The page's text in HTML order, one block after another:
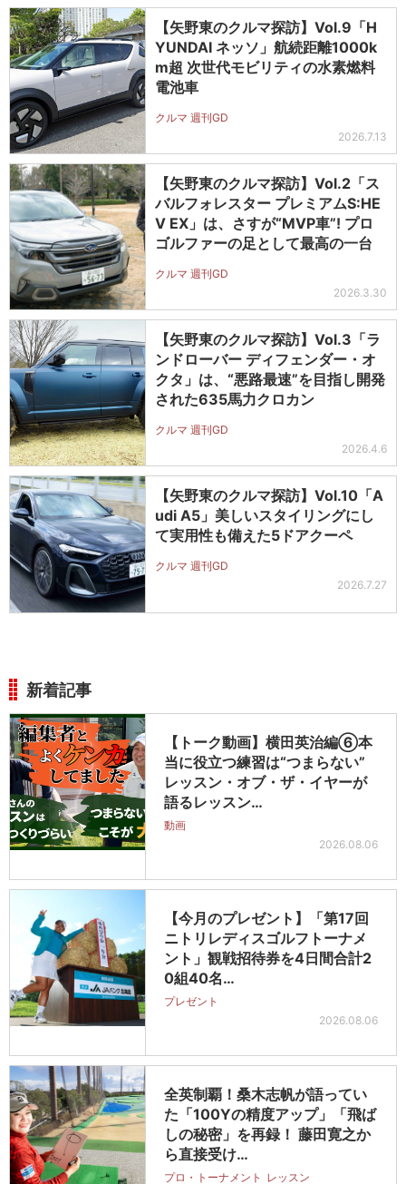
【矢野東のクルマ探訪】Vol.9「H
YUNDAI ネッソ」航続距離1000k
m超 次世代モビリティの水素燃料
電池車
クルマ 週刊GD
2026.7.13
【矢野東のクルマ探訪】Vol.2「ス
バルフォレスター プレミアムS:HE
V EX」は、さすが“MVP車”! プロ
ゴルファーの足として最高の一台
クルマ 週刊GD
2026.3.30
【矢野東のクルマ探訪】Vol.3「ラ
ンドローバー ディフェンダー・オ
クタ」は、“悪路最速”を目指し開発
された635馬力クロカン
クルマ 週刊GD
2026.4.6
【矢野東のクルマ探訪】Vol.10「A
udi A5」美しいスタイリングにし
て実用性も備えた5ドアクーペ
クルマ 週刊GD
2026.7.27
新着記事
【トーク動画】横田英治編⑥本
当に役立つ練習は“つまらない”
レッスン・オブ・ザ・イヤーが
語るレッスン…
動画
2026.08.06
【今月のプレゼント】「第17回
ニトリレディスゴルフトーナメ
ント」観戦招待券を4日間合計2
0組40名…
プレゼント
2026.08.06
全英制覇！桑木志帆が語ってい
た「100Yの精度アップ」「飛ば
しの秘密」を再録！ 藤田寛之か
ら直接受け…
プロ・トーナメント レッスン